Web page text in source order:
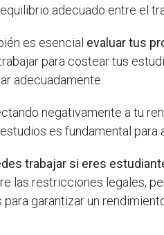
adecuado entre el
es esencial evaluar tus
para costear tus
adecuadamente.
negativamente a tu
estudios es fundamental
trabajar si eres
las restricciones legales,
garantizar un